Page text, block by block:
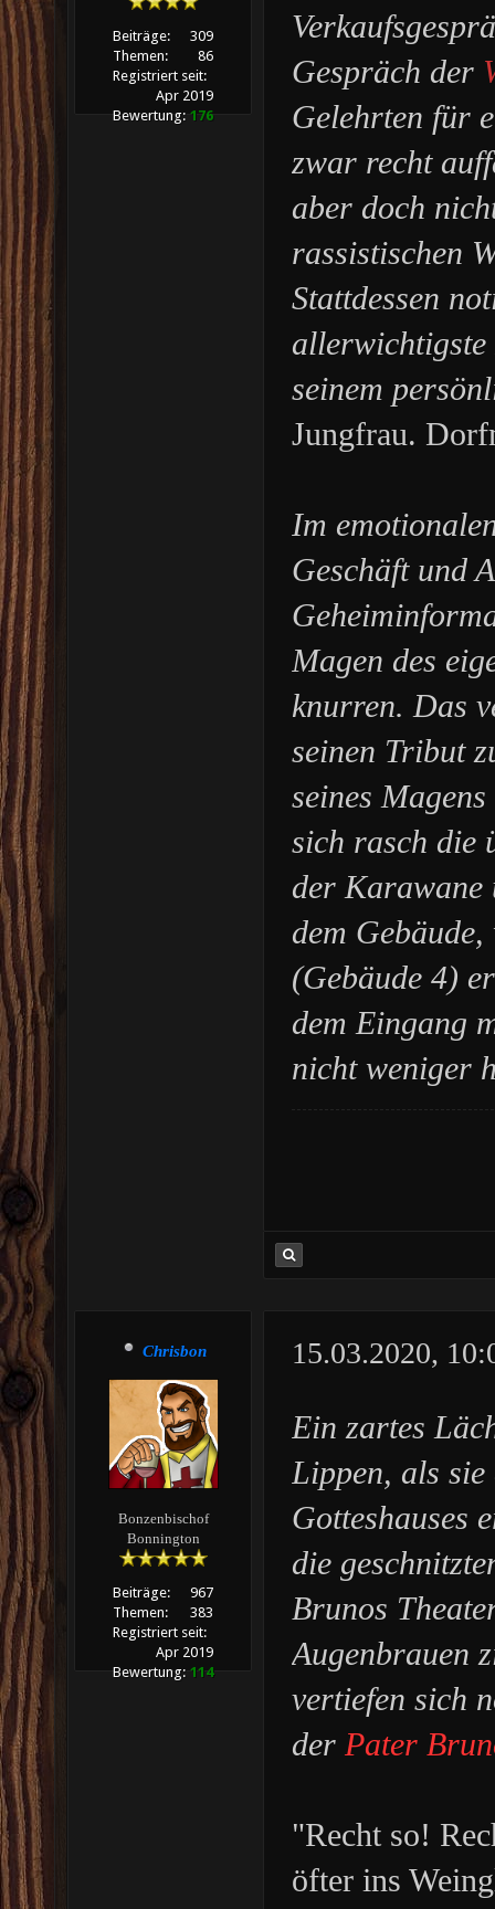
Beiträge:
309
Themen:
86
Registriert seit:
Apr 2019
Bewertung: 176
Gespräch der
Gelehrten für
zwar recht
aber doch
rassistischen
Stattdessen
seinem
Jungfrau.
Im
Geschäft und
Magen des
knurren. Das
seinen Tribut
seines
sich rasch die
der Karawane
dem
(Gebäude 4)
dem Eingang
nicht weniger
Chrisbon
Bonzenbischof
Bonnington
Beiträge:
967
Themen:
383
Registriert seit:
Apr 2019
Bewertung: 114
15.03.2020,
Ein zartes
Lippen, als sie
Gotteshauses
die
Brunos
Augenbrauen
vertiefen sich
der Pater
"Recht so!
öfter ins